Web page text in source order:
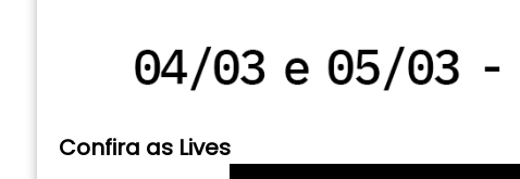
Confira as Lives